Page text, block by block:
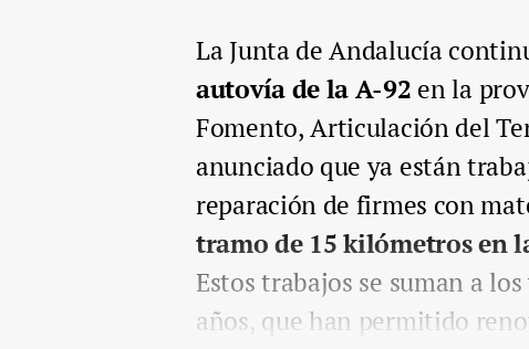
La Junta de Andalucía
autovía de la A-92 en la
Fomento, Articulación del
anunciado que ya están
reparación de firmes con
tramo de 15 kilómetros en
Estos trabajos se suman a
años, que han permitido